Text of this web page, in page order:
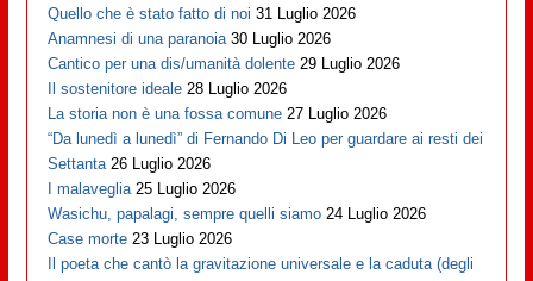
Quello che è stato fatto di noi 31 Luglio 2026
Anamnesi di una paranoia 30 Luglio 2026
Cantico per una dis/umanità dolente 29 Luglio 2026
Il sostenitore ideale 28 Luglio 2026
La storia non è una fossa comune 27 Luglio 2026
“Da lunedì a lunedì” di Fernando Di Leo per guardare ai resti dei
Settanta 26 Luglio 2026
I malaveglia 25 Luglio 2026
Wasichu, papalagi, sempre quelli siamo 24 Luglio 2026
Case morte 23 Luglio 2026
Il poeta che cantò la gravitazione universale e la caduta (degli